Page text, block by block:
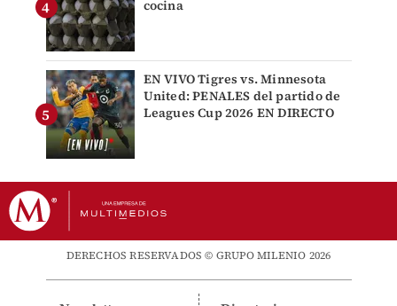
cocina
EN VIVO Tigres vs. Minnesota
United: PENALES del partido de
Leagues Cup 2026 EN DIRECTO
DERECHOS RESERVADOS © GRUPO MILENIO 2026